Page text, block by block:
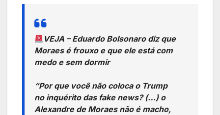
VEJA – Eduardo Bolsonaro diz que
Moraes é frouxo e que ele está com
medo e sem dormir
“Por que você não coloca o Trump
no inquérito das fake news? (…) o
Alexandre de Moraes não é macho,